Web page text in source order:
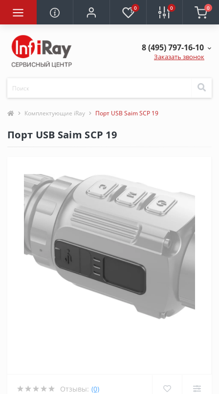
0 0 0
8 (495) 797-16-10
Заказать звонок
Комплектующие iRay Порт USB Saim SCP 19
Порт USB Saim SCP 19
Отзывы: (0)